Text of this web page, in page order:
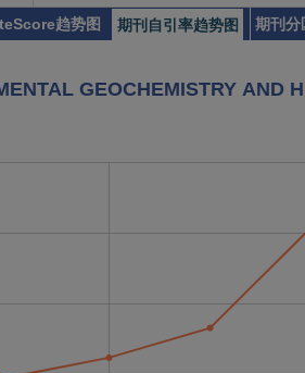
趋势图 期刊自引率趋势图 期刊分